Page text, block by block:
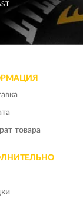
товара